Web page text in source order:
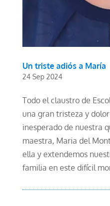
Un triste adiós a María
24 Sep 2024
Todo el claustro de
una gran tristeza y
inesperado de nuestra
maestra, Maria del
ella y extendemos
familia en este difícil